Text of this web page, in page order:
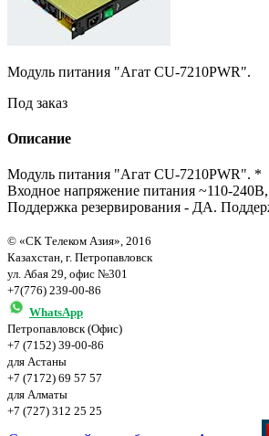
Модуль питания "Агат CU-7210PWR".
Под заказ
Описание
Модуль питания "Агат CU-7210PWR". *
Входное напряжение питания ~110-
Поддержка резервирования - ДА.
© «СК Телеком Азия», 2016
Казахстан, г. Петропавловск
ул. Абая 29, офис №301
+7(776) 239-00-86
WhatsApp
Петропавловск (Офис)
+7 (7152) 39-00-86
для Астаны
+7 (7172) 69 57 57
для Алматы
+7 (727) 312 25 25